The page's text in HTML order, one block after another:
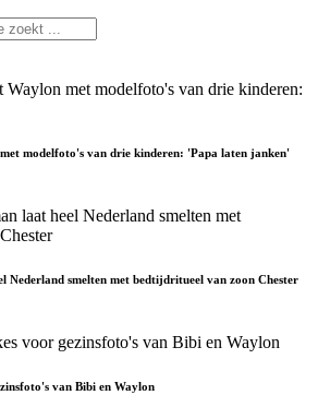
modelfoto's van drie kinderen: 'Papa laten janken'
smelten met bedtijdritueel van zoon Chester
van Bibi en Waylon